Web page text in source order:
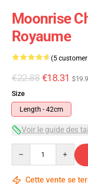
Moonrise
Royaume
(5
€22.88 €18.31
Size
Length - 42cm
Voir le guide des
Cette vente se